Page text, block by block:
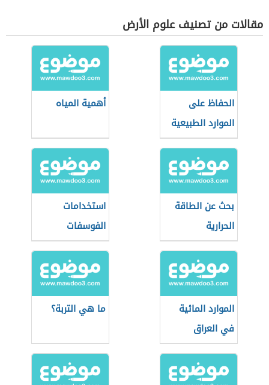
مقالات من تصنيف علوم الأرض
الحفاظ على
الموارد الطبيعية
أهمية المياه
بحث عن الطاقة
الحرارية
استخدامات
الفوسفات
الموارد المائية
في العراق
ما هي التربة؟